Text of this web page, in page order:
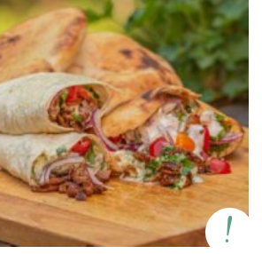
hús. Könnyen
alternatíva más húsfélék helyett,
elkészíthető.